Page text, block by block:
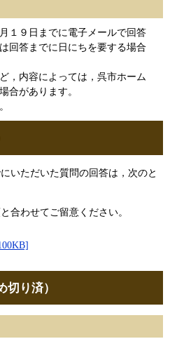
１９日までに電子メールで回答
回答までに日にちを要する場合
，内容によっては，呉市ホーム
合があります。
いただいた質問の回答は，次のと
合わせてご留意ください。
切り済）